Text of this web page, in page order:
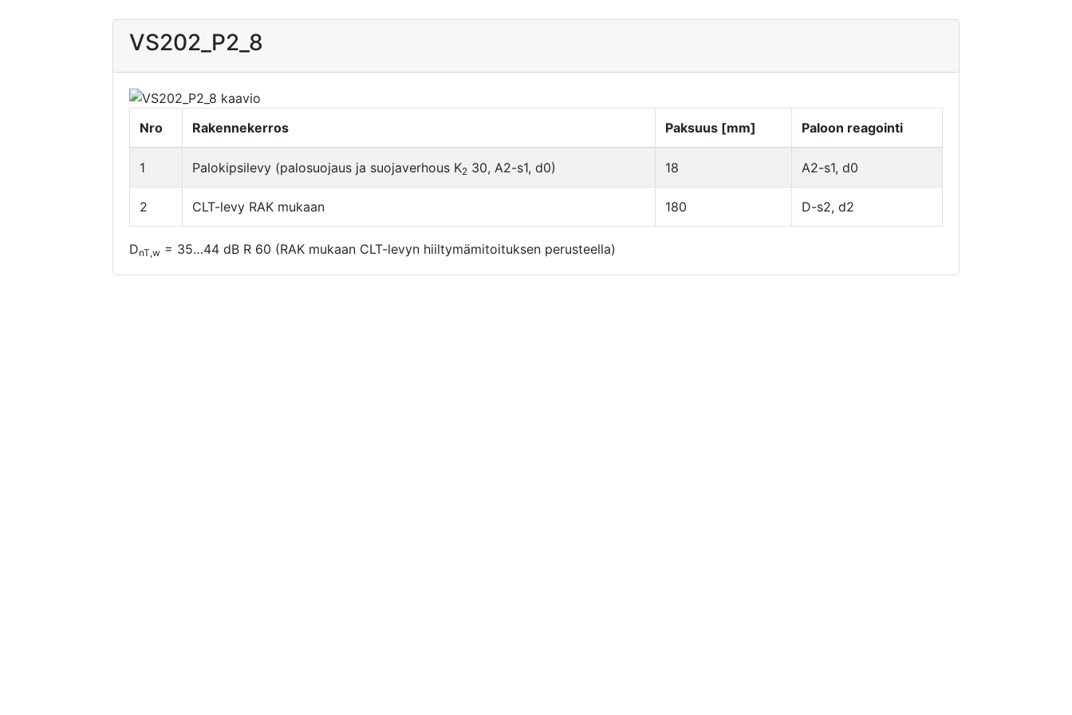
VS202_P2_8
Nro Rakennekerros Paksuus [mm] Paloon reagointi
1 Palokipsilevy (palosuojaus ja suojaverhous K2 30, A2-s1, d0) 18 A2-s1, d0
2 CLT-levy RAK mukaan 180 D-s2, d2
DnT,w = 35…44 dB R 60 (RAK mukaan CLT-levyn hiiltymämitoituksen perusteella)